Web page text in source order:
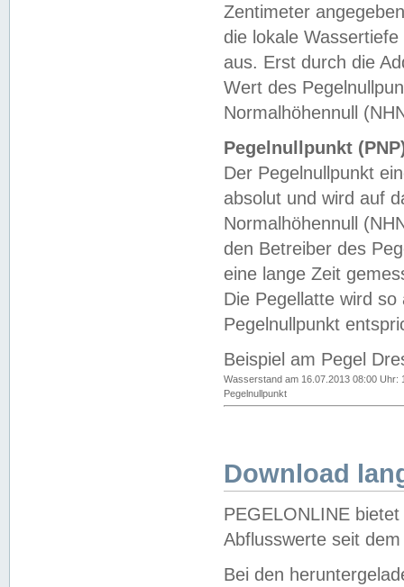
Zentimeter
die lokale
aus. Erst durch die
Wert des
Normalhöhennull
Pegelnullpunkt
Der Pegelnullpunkt
absolut und wird auf
Normalhöhennull
den Betreiber des
eine lange Zeit
Die Pegellatte wird
Pegelnullpunkt
Beispiel am Pegel
Wasserstand am 16.07.2013 08:00 Uhr:
Pegelnullpunkt
Download
PEGELONLINE
Abflusswerte seit
Bei den